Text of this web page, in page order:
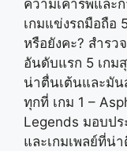
ความเคารพและ
เกมแข่งรถมือถือ
หรือยังคะ? สำรว
อันดับแรก 5 เกม
น่าตื่นเต้นและมัน
ทุกที่ เกม 1 –
Legends มอบป
และเกมเพลย์ที่น่